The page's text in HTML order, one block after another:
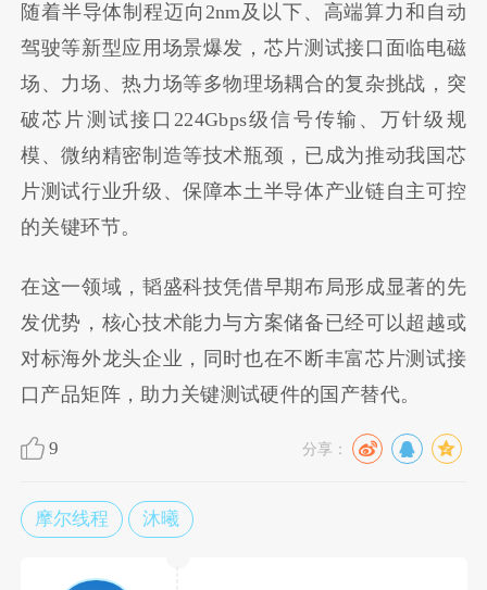
随着半导体制程迈向2nm及以下、高端算力和自动
驾驶等新型应用场景爆发，芯片测试接口面临电磁
场、力场、热力场等多物理场耦合的复杂挑战，突
破芯片测试接口224Gbps级信号传输、万针级规
模、微纳精密制造等技术瓶颈，已成为推动我国芯
片测试行业升级、保障本土半导体产业链自主可控
的关键环节。
在这一领域，韬盛科技凭借早期布局形成显著的先
发优势，核心技术能力与方案储备已经可以超越或
对标海外龙头企业，同时也在不断丰富芯片测试接
口产品矩阵，助力关键测试硬件的国产替代。
9 分享：
摩尔线程 沐曦